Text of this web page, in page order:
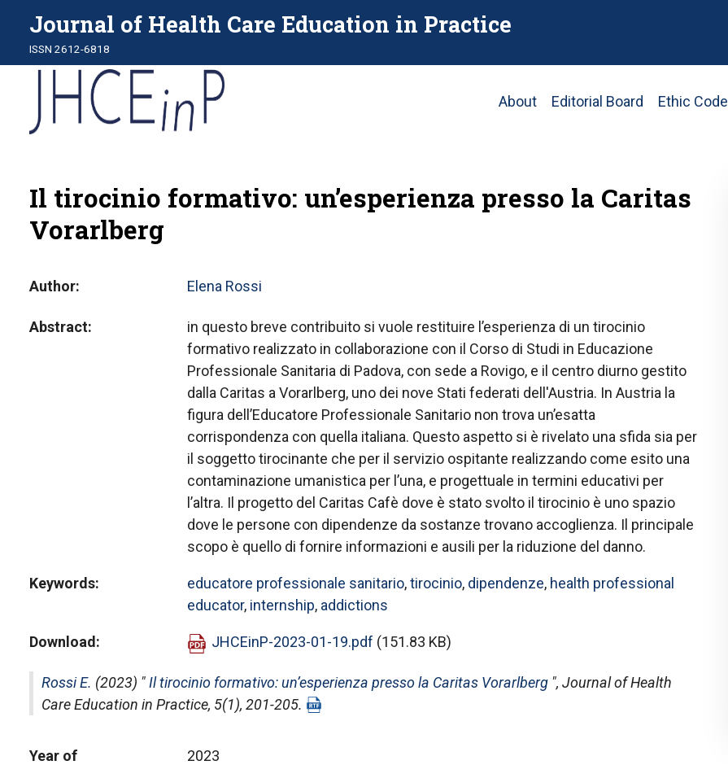
Journal of Health Care Education in Practice
ISSN 2612-6818
Main
About Editorial Board Ethic Code
Il tirocinio formativo: un’esperienza presso la Caritas
Vorarlberg
Author Elena Rossi
Abstract
in questo breve contribuito si vuole restituire l’esperienza di un tirocinio
formativo realizzato in collaborazione con il Corso di Studi in Educazione
Professionale Sanitaria di Padova, con sede a Rovigo, e il centro diurno gestito
dalla Caritas a Vorarlberg, uno dei nove Stati federati dell'Austria. In Austria la
figura dell’Educatore Professionale Sanitario non trova un’esatta
corrispondenza con quella italiana. Questo aspetto si è rivelato una sfida sia per
il soggetto tirocinante che per il servizio ospitante realizzando come esito una
contaminazione umanistica per l’una, e progettuale in termini educativi per
l’altra. Il progetto del Caritas Cafè dove è stato svolto il tirocinio è uno spazio
dove le persone con dipendenze da sostanze trovano accoglienza. Il principale
scopo è quello di fornire informazioni e ausili per la riduzione del danno.
Keywords educatore professionale sanitario,tirocinio, dipendenze, health professional
educator, internship, addictions
Download JHCEinP-2023-01-19.pdf (151.83 KB)
Rossi E. (2023) "Il tirocinio formativo: un’esperienza presso la Caritas Vorarlberg ", Journal of Health
Care Education in Practice, 5(1), 201-205.
Year of
2023